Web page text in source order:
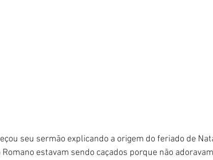
seu sermão explicando a origem do feriado de
estavam sendo caçados porque não